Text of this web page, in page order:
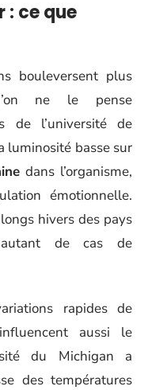
: ce que
bouleversent plus
ne le pense
de l’université de
luminosité basse sur
dans l’organisme,
émotionnelle.
hivers des pays
autant de cas de
rapides de
aussi le
du Michigan a
des températures